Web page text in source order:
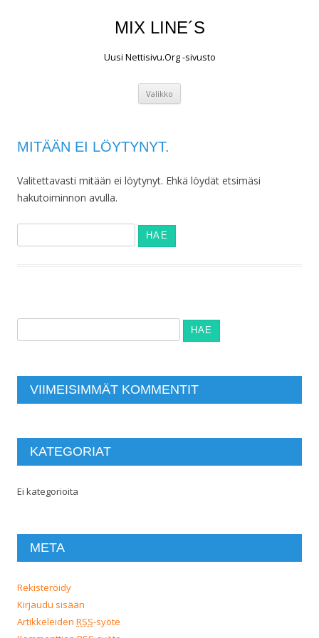
MIX LINE´S
Uusi Nettisivu.Org -sivusto
Valikko
MITÄÄN EI LÖYTYNYT.
Valitettavasti mitään ei löytynyt. Ehkä löydät etsimäsi
hakutoiminnon avulla.
VIIMEISIMMÄT KOMMENTIT
KATEGORIAT
Ei kategorioita
META
Rekisteröidy
Kirjaudu sisään
Artikkeleiden RSS-syöte